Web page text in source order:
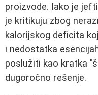
proizvode. Iako je
je kritikuju zbog
kalorijskog deficita
i nedostatka
poslužiti kao kratka
dugoročno rešenje.